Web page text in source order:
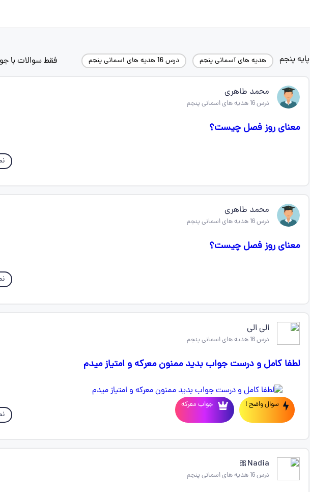
پایه پنجم هدیه های آسمانی پنجم درس 16 هدیه های اسمانی پنجم فقط سوالات با
محمد طاهری
درس 16 هدیه های اسمانی پنجم
معنای روز فصل چیست؟
محمد طاهری
درس 16 هدیه های اسمانی پنجم
معنای روز فصل چیست؟
الی الی
درس 16 هدیه های اسمانی پنجم
لطفا کامل و درست جواب بدید ممنون معرکه و امتیاز میدم
سوال واضح ! جواب معرکه
Nadia🎀
درس 16 هدیه های اسمانی پنجم